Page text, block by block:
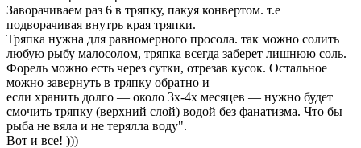
Заворачиваем раз 6 в тряпку, пакуя конвертом. т.е
подворачивая внутрь края тряпки.
Тряпка нужна для равномерного просола. так можно солить
любую рыбу малосолом, тряпка всегда заберет лишнюю соль.
Форель можно есть через сутки, отрезав кусок. Остальное
можно завернуть в тряпку обратно и
если хранить долго — около 3х-4х месяцев — нужно будет
смочить тряпку (верхний слой) водой без фанатизма. Что бы
рыба не вяла и не терялла воду".
Вот и все! )))